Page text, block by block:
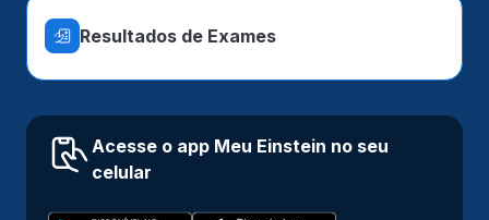
Resultados de Exames
Acesse o app Meu Einstein no seu
celular